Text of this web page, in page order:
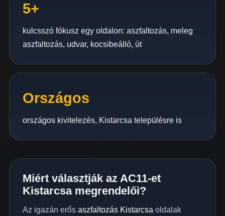
5+
kulcsszó fókusz egy oldalon: aszfaltozás, meleg
aszfaltozás, udvar, kocsibeálló, út
Országos
országos kivitelezés, Kistarcsa településre is
Miért választják az AC11-et
Kistarcsa megrendelői?
Az igazán erős aszfaltozás Kistarcsa oldalak